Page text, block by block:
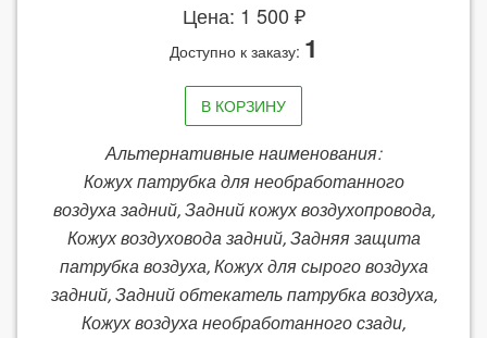
Цена: 1 500 ₽
Доступно к заказу: 1
В КОРЗИНУ
Альтернативные наименования:
Кожух патрубка для необработанного
воздуха задний, Задний кожух воздухопровода,
Кожух воздуховода задний, Задняя защита
патрубка воздуха, Кожух для сырого воздуха
задний, Задний обтекатель патрубка воздуха,
Кожух воздуха необработанного сзади,